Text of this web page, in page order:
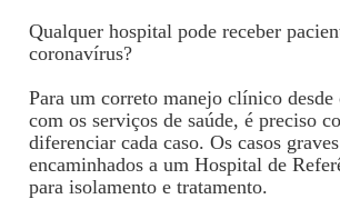
Qualquer hospital pode receber
coronavírus?
Para um correto manejo clínico
com os serviços de saúde, é preciso
diferenciar cada caso. Os casos
encaminhados a um Hospital de
para isolamento e tratamento.